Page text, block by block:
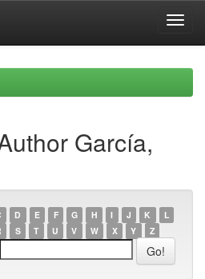
García,
D E F G H I J K
L
S T U V W X Y Z